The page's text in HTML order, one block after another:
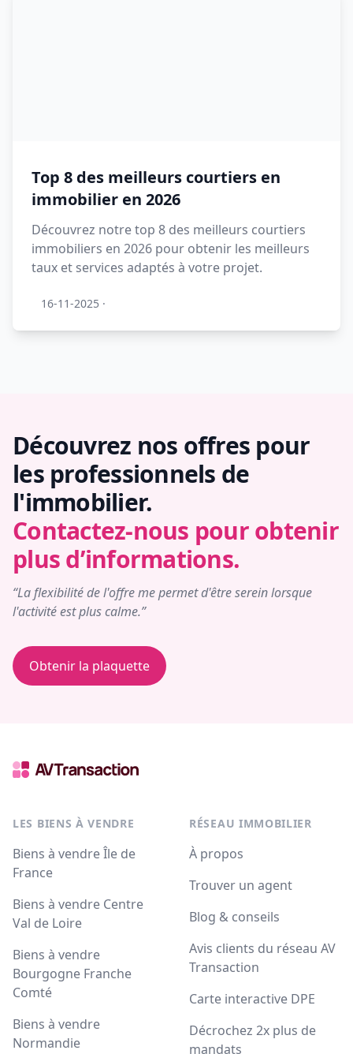
Top 8 des meilleurs courtiers en
immobilier en 2026
Découvrez notre top 8 des meilleurs courtiers
immobiliers en 2026 pour obtenir les meilleurs
taux et services adaptés à votre projet.
16-11-2025 ·
Découvrez nos offres pour
les professionnels de
l'immobilier.
Contactez-nous pour obtenir
plus d’informations.
“La flexibilité de l'offre me permet d'être serein lorsque
l'activité est plus calme.”
Obtenir la plaquette
LES BIENS À VENDRE
Biens à vendre Île de
France
Biens à vendre Centre
Val de Loire
Biens à vendre
Bourgogne Franche
Comté
Biens à vendre
Normandie
RÉSEAU IMMOBILIER
À propos
Trouver un agent
Blog & conseils
Avis clients du réseau AV
Transaction
Carte interactive DPE
Décrochez 2x plus de
mandats